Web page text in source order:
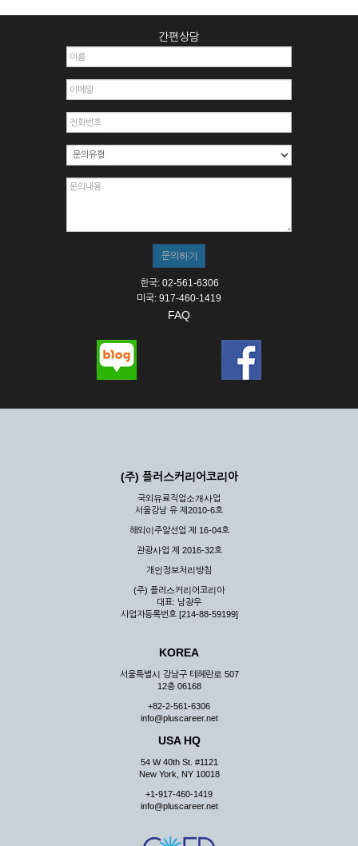
간편상담
한국: 02-561-6306
미국: 917-460-1419
FAQ
(주) 플러스커리어코리아
국외유료직업소개사업
서울강남 유 제2010-6호
해외이주알선업 제 16-04호
관광사업 제 2016-32호
개인정보처리방침
(주) 플러스커리어코리아
대표: 남광우
사업자등록번호 [214-88-59199]
KOREA
서울특별시 강남구 테헤란로 507
12층 06168
+82-2-561-6306
info@pluscareer.net
USA HQ
54 W 40th St. #1121
New York, NY 10018
+1-917-460-1419
info@pluscareer.net